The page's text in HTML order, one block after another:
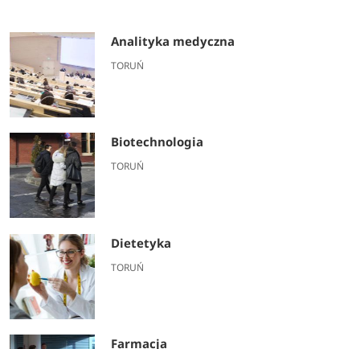
Analityka medyczna
TORUŃ
Biotechnologia
TORUŃ
Dietetyka
TORUŃ
Farmacja